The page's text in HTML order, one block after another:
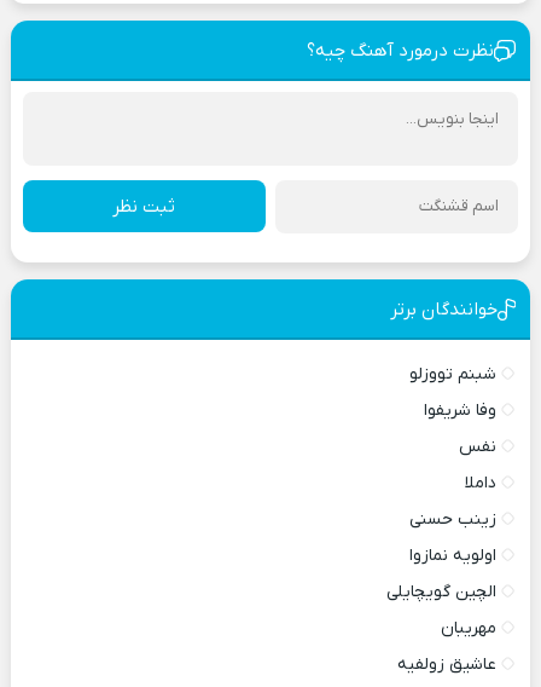
نظرت درمورد آهنگ چیه؟
ثبت نظر
خوانندگان برتر
شبنم تووزلو
وفا شریفوا
نفس
داملا
زینب حسنی
اولویه نمازوا
الچین گویچایلی
مهریبان
عاشیق زولفیه